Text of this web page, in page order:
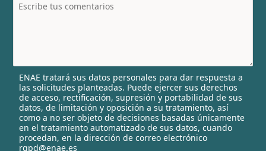
t
l
e
c
t
e
d
ENAE tratará sus datos personales para dar respuesta a
las solicitudes planteadas. Puede ejercer sus derechos
de acceso, rectificación, supresión y portabilidad de sus
datos, de limitación y oposición a su tratamiento, así
como a no ser objeto de decisiones basadas únicamente
en el tratamiento automatizado de sus datos, cuando
procedan, en la dirección de correo electrónico
rgpd@enae.es